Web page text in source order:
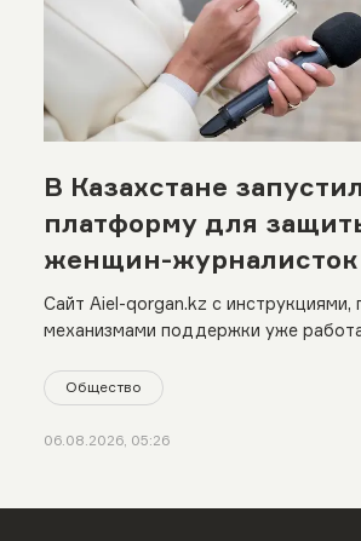
В Казахстане
платформу для
женщин-журналисток
Сайт Aiel-qorgan.kz с инструкциями,
механизмами поддержки уже
Общество
06.08.2026, 05:26